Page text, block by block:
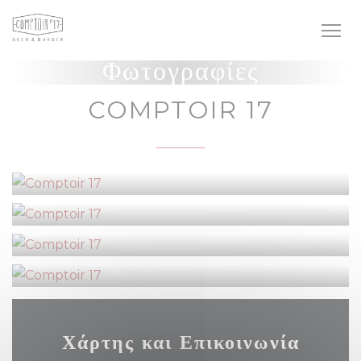
Πίνακας διαχείρισης "Μπισκότων" (Cookies)
Φωτογραφίες
COMPTOIR 17
Χάρτης και Επικοινωνία